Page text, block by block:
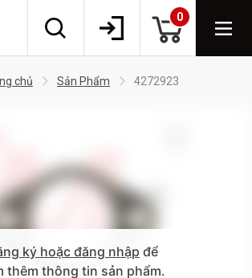
0
chủ Sản Phẩm 4272923
ký hoặc đăng nhập để
thêm thông tin sản phẩm.